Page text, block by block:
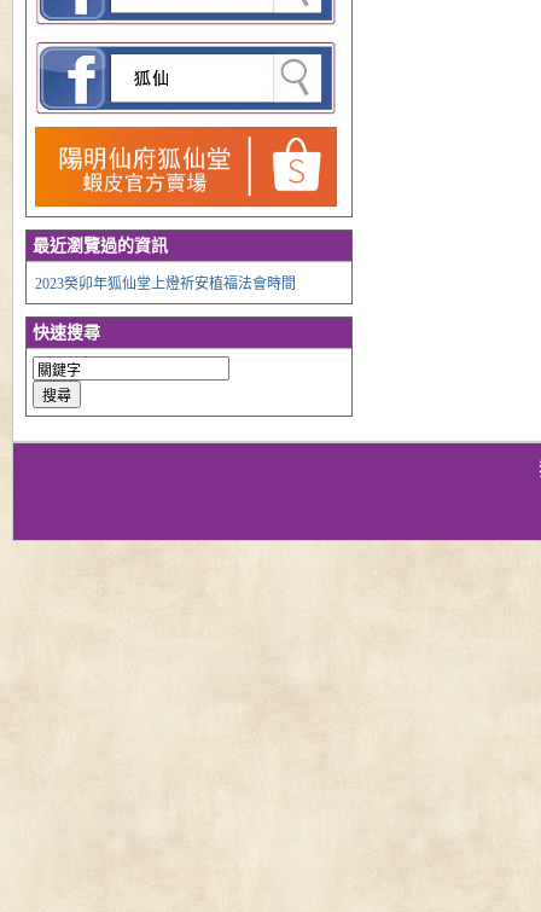
最近瀏覽過的資訊
2023癸卯年狐仙堂上燈祈安植福法會時間
快速搜尋